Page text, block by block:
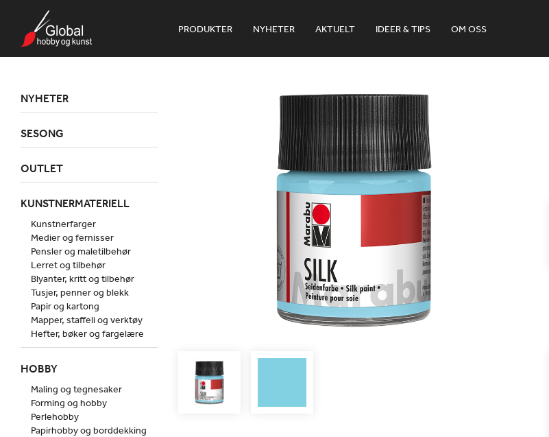
PRODUKTER NYHETER AKTUELT IDEER & TIPS OM OSS
NYHETER
SESONG
OUTLET
KUNSTNERMATERIELL
Kunstnerfarger
Medier og fernisser
Pensler og maletilbehør
Lerret og tilbehør
Blyanter, kritt og tilbehør
Tusjer, penner og blekk
Papir og kartong
Mapper, staffeli og verktøy
Hefter, bøker og fargelære
HOBBY
Maling og tegnesaker
Forming og hobby
Perlehobby
Papirhobby og borddekking